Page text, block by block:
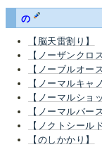
の
【脳天雷割り】
【ノーザンクロス
【ノーブルオース
【ノーマルキャ
【ノーマルショ
【ノーマルバー
【ノクトシールド
【のしかかり】